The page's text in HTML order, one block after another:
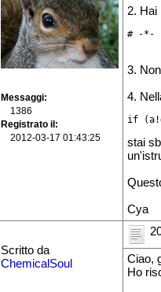
Messaggi
1386
Registrato il
2012-03-17 01:43:25
2. Hai
# -*-
3.
4.
if
stai
Cya
Scritto da
ChemicalSoul
Ciao,
Ho